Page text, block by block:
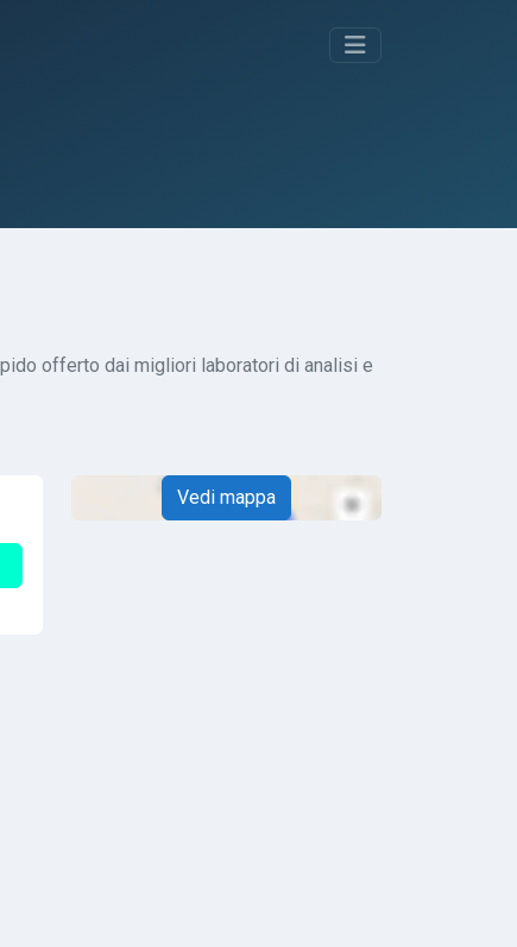
offerto dai migliori laboratori di analisi e
Vedi mappa